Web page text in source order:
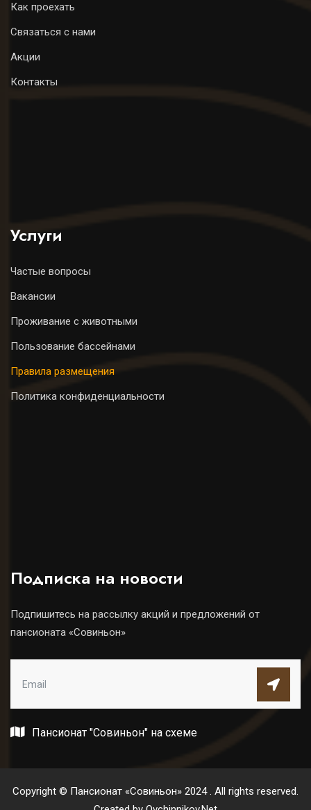
Как проехать
Связаться с нами
Акции
Контакты
Услуги
Частые вопросы
Вакансии
Проживание с животными
Пользование бассейнами
Правила размещения
Политика конфиденциальности
Подписка на новости
Подпишитесь на рассылку акций и предложений от
пансионата «Совиньон»
Пансионат "Совиньон" на схеме
Copyright © Пансионат «Совиньон» 2024 . All rights reserved.